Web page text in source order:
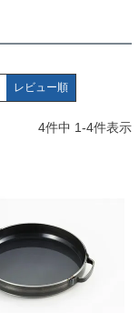
レビュー順
4件中 1-4件表示